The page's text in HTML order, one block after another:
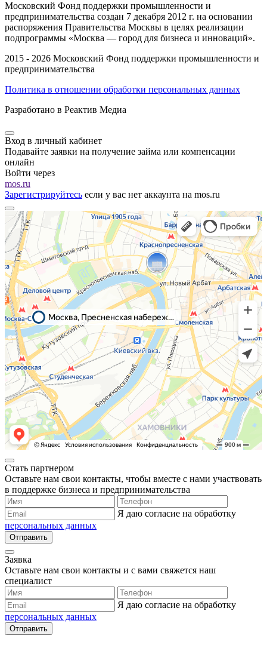
Московский Фонд поддержки промышленности и
предпринимательства создан 7 декабря 2012 г. на основании
распоряжения Правительства Москвы в целях реализации
подпрограммы «Москва — город для бизнеса и инноваций».
2015 - 2026 Московский Фонд поддержки промышленности и
предпринимательства
Политика в отношении обработки персональных данных
Разработано в Реактив Медиа
Вход в личный кабинет
Подавайте заявки на получение займа или компенсации
онлайн
Войти через
mos.ru
Зарегистрируйтесь если у вас нет аккаунта на mos.ru
Стать партнером
Оставьте нам свои контакты, чтобы вместе с нами участвовать
в поддержке бизнеса и предпринимательства
Я даю согласие на обработку
персональных данных
Отправить
Заявка
Оставьте нам свои контакты и с вами свяжется наш
специалист
Я даю согласие на обработку
персональных данных
Отправить